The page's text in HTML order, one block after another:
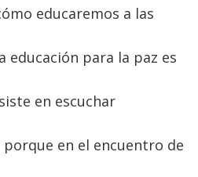
educaremos a las
educación para la paz es
en escuchar
en el encuentro de